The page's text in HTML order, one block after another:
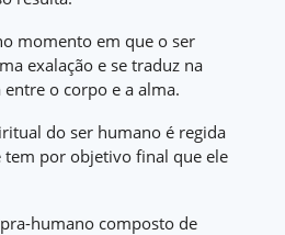
momento em que o ser
exalação e se traduz na
o corpo e a alma.
do ser humano é regida
tem por objetivo final que ele
humano composto de